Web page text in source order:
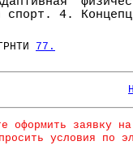
спорт. 4.
77.
оформить заявку
условия по